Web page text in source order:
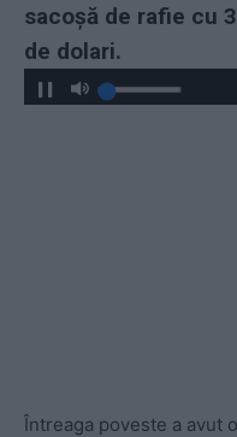
sacoșă de rafie cu
de dolari.
Întreaga poveste a avut